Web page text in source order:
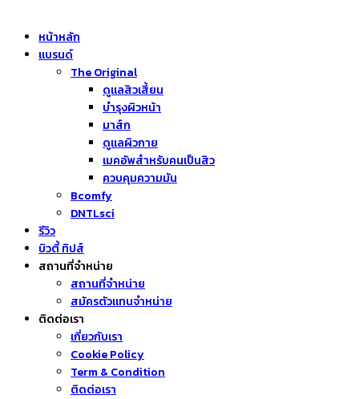
หน้าหลัก
แบรนด์
The Original
ดูแลสิวเสี้ยน
บำรุงผิวหน้า
มาส์ก
ดูแลผิวกาย
เมคอัพสำหรับคนเป็นสิว
ควบคุมความมัน
Bcomfy
DNTLsci
รีวิว
บิวตี้ ทิปส์
สถานที่จำหน่าย
สถานที่จำหน่าย
สมัครตัวแทนจำหน่าย
ติดต่อเรา
เกี่ยวกับเรา
Cookie Policy
Term & Condition
ติดต่อเรา